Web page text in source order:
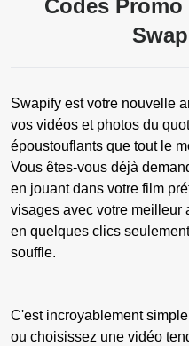
Codes
Swapify est votre nouvelle
vos vidéos et photos du
époustouflants que tout le
Vous êtes-vous déjà
en jouant dans votre film
visages avec votre meilleur
en quelques clics
souffle.
C'est incroyablement
ou choisissez une vidéo